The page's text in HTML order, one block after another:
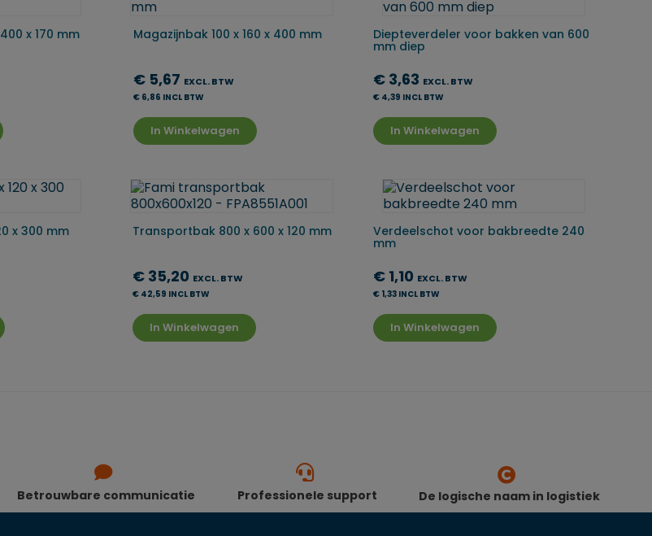
x 170 mm Magazijnbak 100 x 160 x 400 mm
€ 5,67 EXCL. BTW
€ 6,86 INCL BTW
In Winkelwagen
Diepteverdeler voor bakken van 600
mm diep
€ 3,63 EXCL. BTW
€ 4,39 INCL BTW
In Winkelwagen
x 300 mm Transportbak 800 x 600 x 120 mm
€ 35,20 EXCL. BTW
€ 42,59 INCL BTW
In Winkelwagen
Verdeelschot voor bakbreedte 240
mm
€ 1,10 EXCL. BTW
€ 1,33 INCL BTW
In Winkelwagen
Betrouwbare communicatie Professionele support De logische naam in logistiek